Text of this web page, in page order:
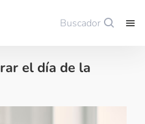
Buscador
el día de la
Guardar